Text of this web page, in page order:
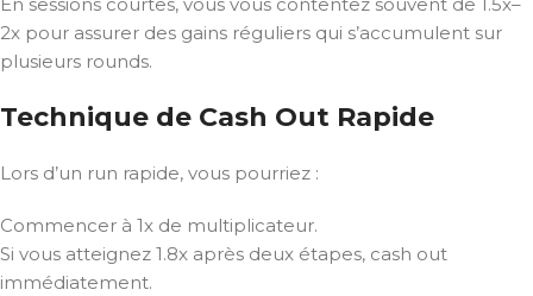
En sessions courtes, vous vous contentez souvent de 1.5x–
2x pour assurer des gains réguliers qui s’accumulent sur
plusieurs rounds.
Technique de Cash Out Rapide
Lors d’un run rapide, vous pourriez :
Commencer à 1x de multiplicateur.
Si vous atteignez 1.8x après deux étapes, cash out
immédiatement.